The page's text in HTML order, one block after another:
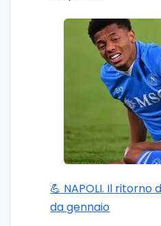
💪 NAPOLI. Il ritorno
da gennaio